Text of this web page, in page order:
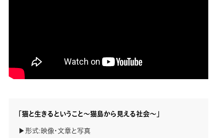
「猫と生きるということ～猫島から見える社会～」
▶︎形式:映像・文章と写真